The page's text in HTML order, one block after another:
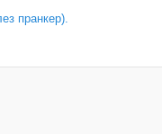
пранкер).